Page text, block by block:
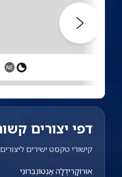
NE
דפי יצורים
קישורי טקסט ישירים
אוּרוֹקָרִידֶלָה אַנְטוֹנְבְּרוּנִי